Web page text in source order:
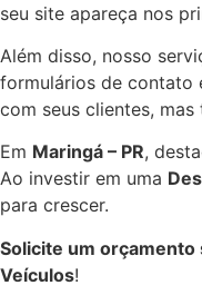
seu site apareça nos
Além disso, nosso
formulários de contato
com seus clientes,
Em Maringá – PR,
Ao investir em uma
para crescer.
Solicite um
Veículos!